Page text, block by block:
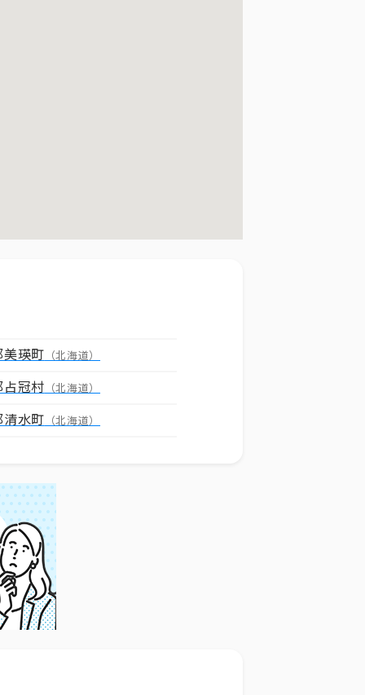
美瑛町 （北海道）
占冠村 （北海道）
清水町 （北海道）